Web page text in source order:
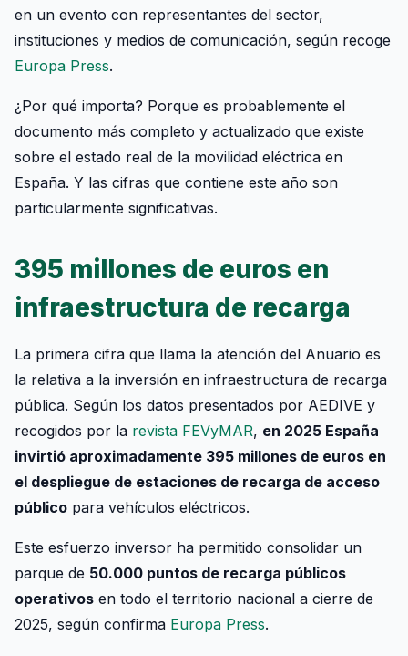
en un evento con representantes del sector,
instituciones y medios de comunicación, según recoge
Europa Press.
¿Por qué importa? Porque es probablemente el
documento más completo y actualizado que existe
sobre el estado real de la movilidad eléctrica en
España. Y las cifras que contiene este año son
particularmente significativas.
395 millones de euros en
infraestructura de recarga
La primera cifra que llama la atención del Anuario es
la relativa a la inversión en infraestructura de recarga
pública. Según los datos presentados por AEDIVE y
recogidos por la revista FEVyMAR, en 2025 España
invirtió aproximadamente 395 millones de euros en
el despliegue de estaciones de recarga de acceso
público para vehículos eléctricos.
Este esfuerzo inversor ha permitido consolidar un
parque de 50.000 puntos de recarga públicos
operativos en todo el territorio nacional a cierre de
2025, según confirma Europa Press.